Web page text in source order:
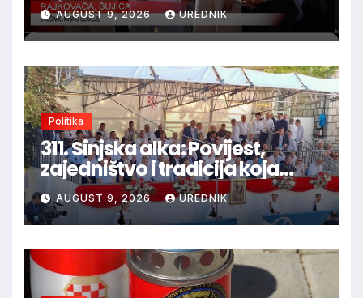
AUGUST 9, 2026 UREDNIK
Politika
311. Sinjska alka: Povijest,
zajedništvo i tradicija koja
spaja hrvatski narod
AUGUST 9, 2026 UREDNIK